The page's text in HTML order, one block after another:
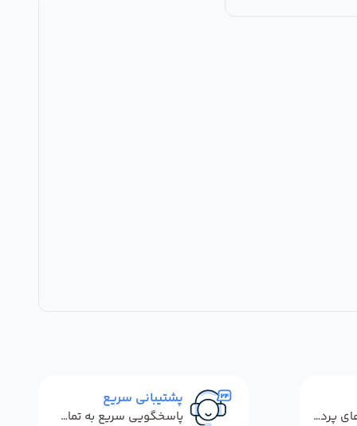
استفاده از روش‌های پرداخت امن
پشتیبانی سریع
پاسخگویی سریع به تماس‌ها و پیام‌ها